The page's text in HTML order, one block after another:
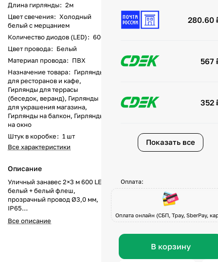
Длина гирлянды: 2м
Цвет свечения: Холодный
белый с мерцанием
Количество диодов (LED): 600
Цвет провода: Белый
Материал провода: ПВХ
Назначение товара: Гирлянды
для ресторанов и кафе,
Гирлянды для террасы
(беседок, веранд), Гирлянды
для украшения магазина,
Гирлянды на балкон, Гирлянды
на окно
Штук в коробке: 1 шт
Все характеристики
Описание
Уличный занавес 2×3 м 600 LED
белый + белый флеш,
прозрачный провод Ø3,0 мм,
IP65
Уличный занавес 2×3 метра с
600 светодиодами белого
Все описание
280.60
567
352
Показать все
Оплата:
Оплата онлайн (СБП, Tpay, SberPay,
В корзину